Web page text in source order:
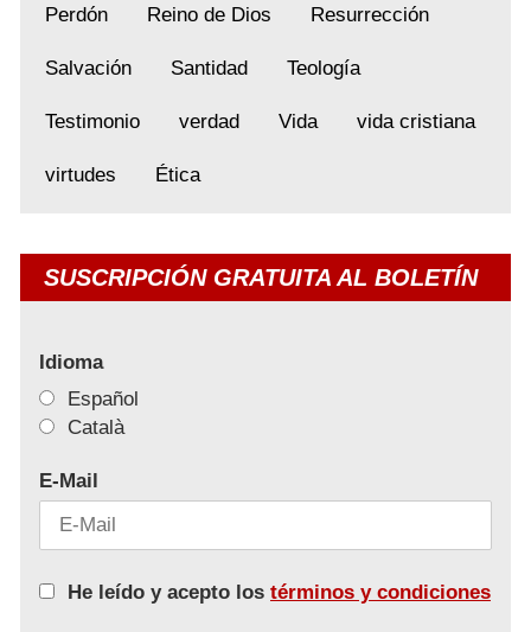
Perdón Reino de Dios Resurrección
Salvación Santidad Teología
Testimonio verdad Vida vida cristiana
virtudes Ética
SUSCRIPCIÓN GRATUITA AL BOLETÍN
Idioma
Español
Català
E-Mail
He leído y acepto los términos y condiciones